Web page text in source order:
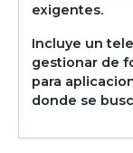
exigentes.
Incluye un
gestionar de
para
donde se